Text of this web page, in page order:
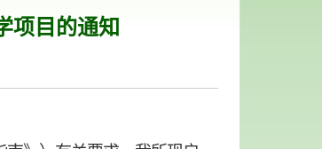
项目的通知